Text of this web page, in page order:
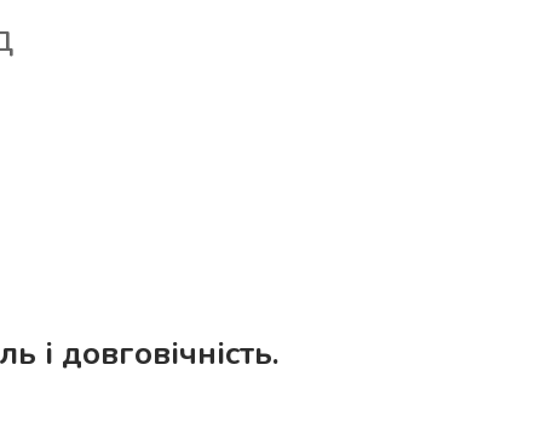
і довговічність.